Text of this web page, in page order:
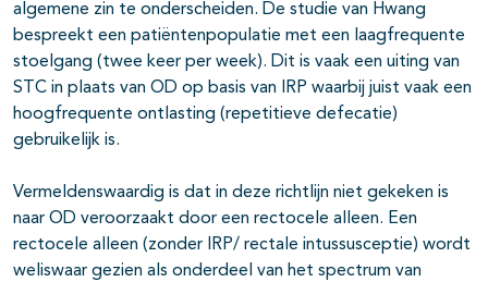
algemene zin te onderscheiden. De studie van Hwang
bespreekt een patiëntenpopulatie met een laagfrequente
stoelgang (twee keer per week). Dit is vaak een uiting van
STC in plaats van OD op basis van IRP waarbij juist vaak een
hoogfrequente ontlasting (repetitieve defecatie)
gebruikelijk is.
Vermeldenswaardig is dat in deze richtlijn niet gekeken is
naar OD veroorzaakt door een rectocele alleen. Een
rectocele alleen (zonder IRP/ rectale intussusceptie) wordt
weliswaar gezien als onderdeel van het spectrum van